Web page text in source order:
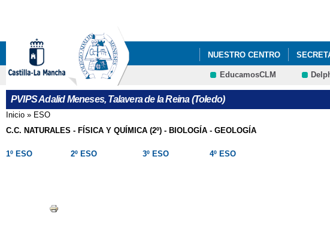
NUESTRO CENTRO
EducamosCLM
PVIPS Adalid Meneses, Talavera de la Reina (Toledo)
Se encuentra usted aquí
Inicio » ESO
C.C. NATURALES - FÍSICA Y QUÍMICA (2º) - BIOLOGÍA - GEOLOGÍA
1º ESO 2º ESO 3º ESO 4º ESO